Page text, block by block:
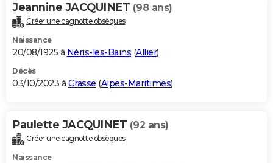
Jeannine JACQUINET (98 ans)
Créer une cagnotte obsèques
Naissance
20/08/1925 à Néris-les-Bains (Allier)
Décès
03/10/2023 à Grasse (Alpes-Maritimes)
Paulette JACQUINET (92 ans)
Créer une cagnotte obsèques
Naissance